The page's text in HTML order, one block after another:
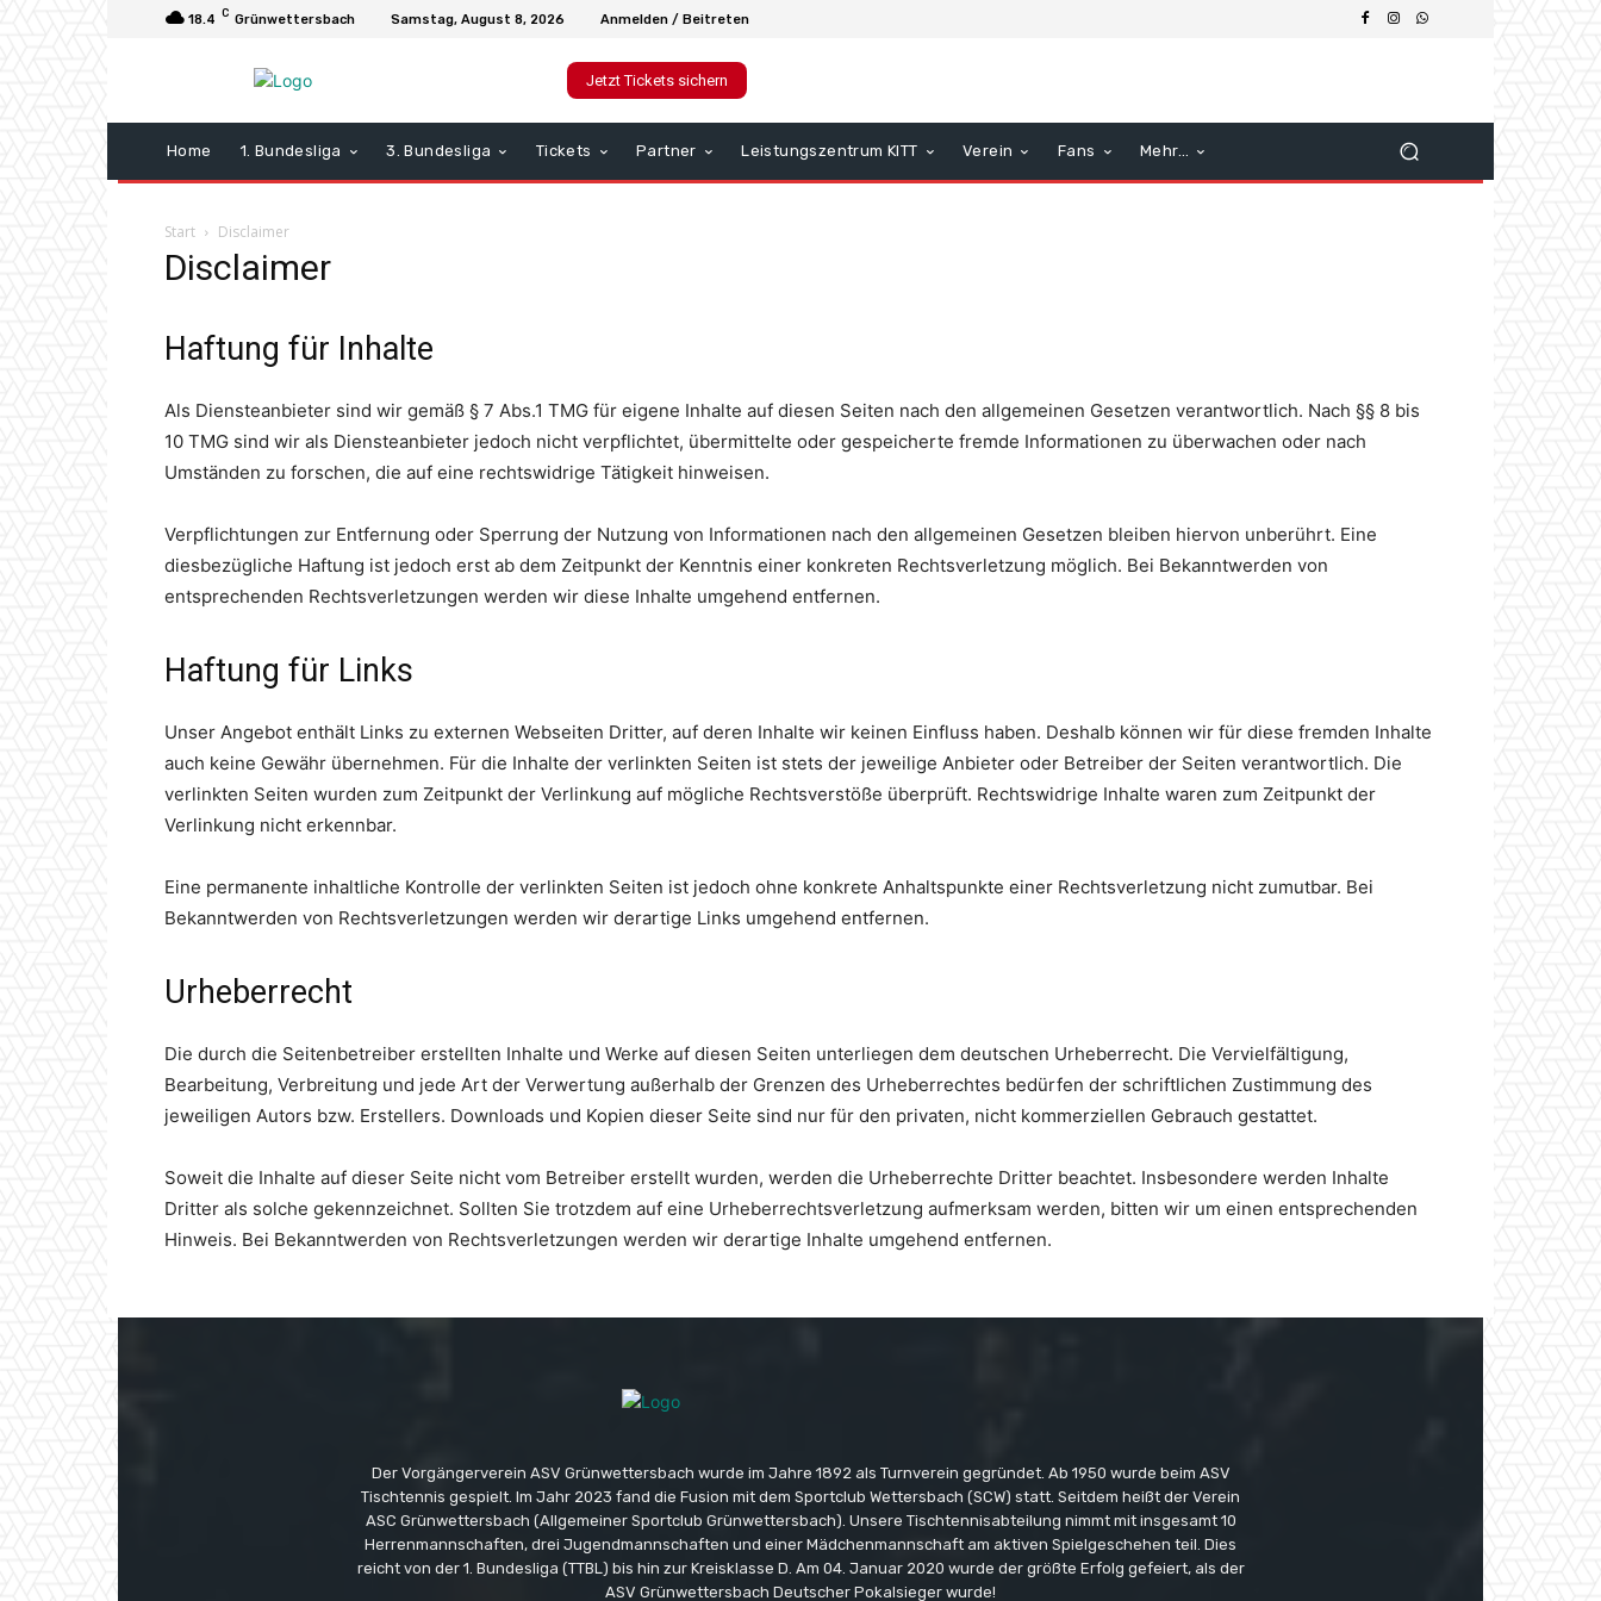
18.4 C Grünwettersbach Samstag, August 8, 2026 Anmelden / Beitreten
Jetzt Tickets sichern
Home 1. Bundesliga 3. Bundesliga Tickets Partner Leistungszentrum KITT Verein Fans Mehr…
Start Disclaimer
Disclaimer
Haftung für Inhalte
Als Diensteanbieter sind wir gemäß § 7 Abs.1 TMG für eigene Inhalte auf diesen Seiten nach den allgemeinen Gesetzen verantwortlich. Nach §§ 8 bis
10 TMG sind wir als Diensteanbieter jedoch nicht verpflichtet, übermittelte oder gespeicherte fremde Informationen zu überwachen oder nach
Umständen zu forschen, die auf eine rechtswidrige Tätigkeit hinweisen.
Verpflichtungen zur Entfernung oder Sperrung der Nutzung von Informationen nach den allgemeinen Gesetzen bleiben hiervon unberührt. Eine
diesbezügliche Haftung ist jedoch erst ab dem Zeitpunkt der Kenntnis einer konkreten Rechtsverletzung möglich. Bei Bekanntwerden von
entsprechenden Rechtsverletzungen werden wir diese Inhalte umgehend entfernen.
Haftung für Links
Unser Angebot enthält Links zu externen Webseiten Dritter, auf deren Inhalte wir keinen Einfluss haben. Deshalb können wir für diese fremden Inhalte
auch keine Gewähr übernehmen. Für die Inhalte der verlinkten Seiten ist stets der jeweilige Anbieter oder Betreiber der Seiten verantwortlich. Die
verlinkten Seiten wurden zum Zeitpunkt der Verlinkung auf mögliche Rechtsverstöße überprüft. Rechtswidrige Inhalte waren zum Zeitpunkt der
Verlinkung nicht erkennbar.
Eine permanente inhaltliche Kontrolle der verlinkten Seiten ist jedoch ohne konkrete Anhaltspunkte einer Rechtsverletzung nicht zumutbar. Bei
Bekanntwerden von Rechtsverletzungen werden wir derartige Links umgehend entfernen.
Urheberrecht
Die durch die Seitenbetreiber erstellten Inhalte und Werke auf diesen Seiten unterliegen dem deutschen Urheberrecht. Die Vervielfältigung,
Bearbeitung, Verbreitung und jede Art der Verwertung außerhalb der Grenzen des Urheberrechtes bedürfen der schriftlichen Zustimmung des
jeweiligen Autors bzw. Erstellers. Downloads und Kopien dieser Seite sind nur für den privaten, nicht kommerziellen Gebrauch gestattet.
Soweit die Inhalte auf dieser Seite nicht vom Betreiber erstellt wurden, werden die Urheberrechte Dritter beachtet. Insbesondere werden Inhalte
Dritter als solche gekennzeichnet. Sollten Sie trotzdem auf eine Urheberrechtsverletzung aufmerksam werden, bitten wir um einen entsprechenden
Hinweis. Bei Bekanntwerden von Rechtsverletzungen werden wir derartige Inhalte umgehend entfernen.
Der Vorgängerverein ASV Grünwettersbach wurde im Jahre 1892 als Turnverein gegründet. Ab 1950 wurde beim ASV
Tischtennis gespielt. Im Jahr 2023 fand die Fusion mit dem Sportclub Wettersbach (SCW) statt. Seitdem heißt der Verein
ASC Grünwettersbach (Allgemeiner Sportclub Grünwettersbach). Unsere Tischtennisabteilung nimmt mit insgesamt 10
Herrenmannschaften, drei Jugendmannschaften und einer Mädchenmannschaft am aktiven Spielgeschehen teil. Dies
reicht von der 1. Bundesliga (TTBL) bis hin zur Kreisklasse D. Am 04. Januar 2020 wurde der größte Erfolg gefeiert, als der
ASV Grünwettersbach Deutscher Pokalsieger wurde!